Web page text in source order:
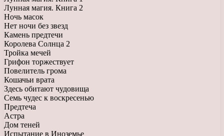
Лунная магия. Книга 2
Ночь масок
Нет ночи без звезд
Камень предтечи
Королева Солнца 2
Тройка мечей
Грифон торжествует
Повелитель грома
Кошачьи врата
Здесь обитают чудовища
Семь чудес к воскресенью
Предтеча
Астра
Дом теней
Испытание в Иноземье